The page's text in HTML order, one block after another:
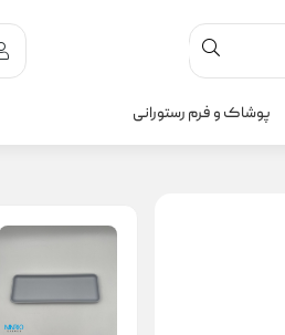
پوشاک و فرم رستورانی